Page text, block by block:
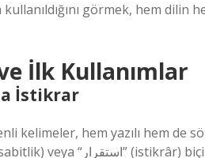
görmek, hem dilin
İlk Kullanımlar
İstikrar
kelimeler, hem yazılı hem de